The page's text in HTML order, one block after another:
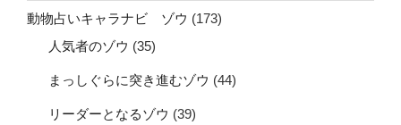
動物占いキャラナビ ゾウ (173)
人気者のゾウ (35)
まっしぐらに突き進むゾウ (44)
リーダーとなるゾウ (39)